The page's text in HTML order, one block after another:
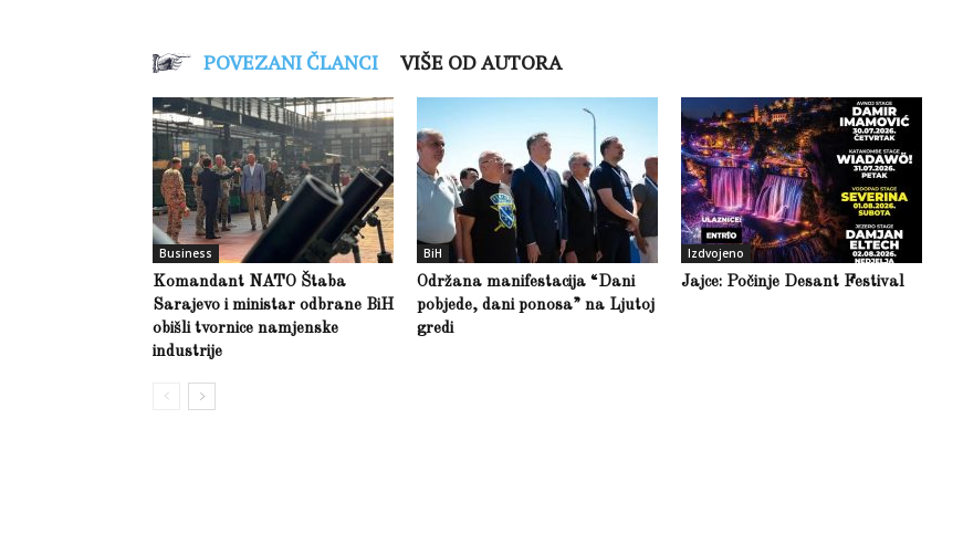
POVEZANI ČLANCI VIŠE OD AUTORA
Business
Komandant NATO Štaba
Sarajevo i ministar odbrane BiH
obišli tvornice namjenske
industrije
BiH
Održana manifestacija “Dani
pobjede, dani ponosa” na Ljutoj
gredi
Izdvojeno
Jajce: Počinje Desant Festival